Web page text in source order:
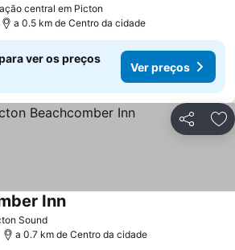
central em Picton
a 0.5 km de Centro da cidade
ver os preços
Ver preços
Partilhar
Sound
Inn
a 0.7 km de Centro da cidade